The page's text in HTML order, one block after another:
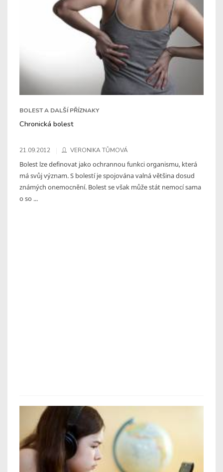
BOLEST A DALŠÍ PŘÍZNAKY
Chronická bolest
21.09.2012 VERONIKA TŮMOVÁ
Bolest lze definovat jako ochrannou funkci organismu, která
má svůj význam. S bolestí je spojována valná většina dosud
známých onemocnění. Bolest se však může stát nemocí sama
o so ...